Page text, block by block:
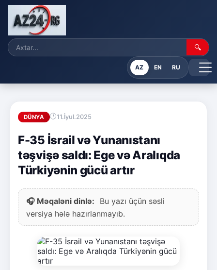
🔍
AZ EN RU
DÜNYA 11.İyul.2025
F-35 İsrail və Yunanıstanı
təşvişə saldı: Ege və Aralıqda
Türkiyənin gücü artır
🎧 Məqaləni dinlə:
Bu yazı üçün səsli
versiya hələ hazırlanmayıb.